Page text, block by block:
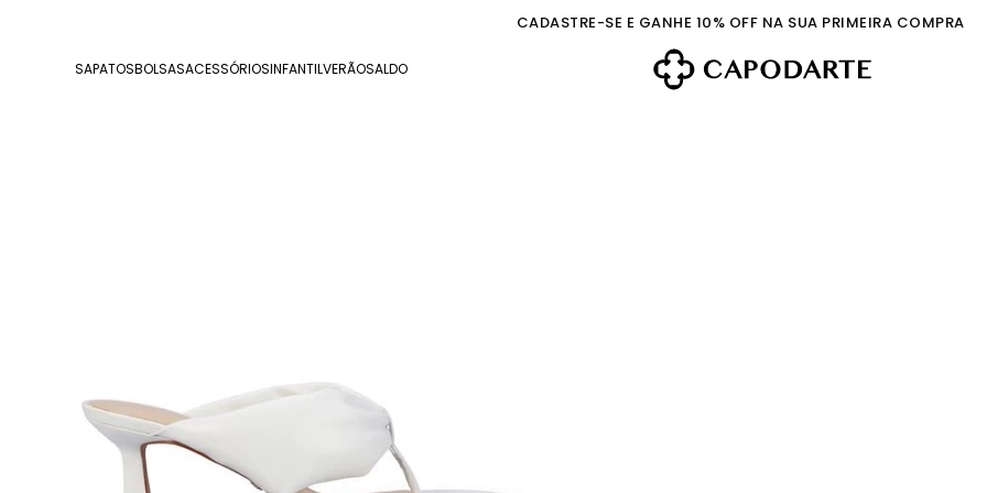
CADASTRE-SE E GANHE 10% OFF NA SUA PRIMEIRA COMPRA
SAPATOSBOLSASACESSÓRIOSINFANTILVERÃOSALDO